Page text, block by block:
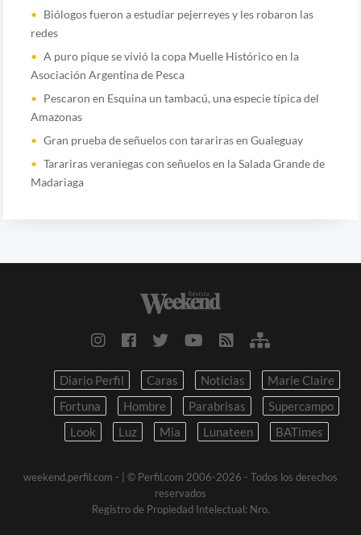
Biólogos fueron a estudiar pejerreyes y les robaron las
redes
A puro pique se vivió la copa Muelle Histórico en la
Asociación Argentina de Pesca
Pescaron en Esquina un tambacú, una especie típica del
Amazonas
Gran prueba de señuelos con tarariras en Gualeguay
Tarariras veraniegas con señuelos en la Salada Grande de
Madariaga
Diario Perfil Caras Noticias
Marie Claire
Fortuna
Hombre Parabrisas
Supercampo
Look
Luz Mia Lunateen BATimes
weekend.perfil.com -
| © Perfil.com 2006-2026 - Todos los derechos
reservados
Registro de Propiedad Intelectual: Nro.